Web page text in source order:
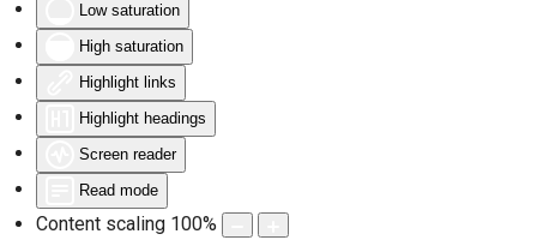
Low saturation
High saturation
Highlight links
Highlight headings
Screen reader
Read mode
Content scaling 100%